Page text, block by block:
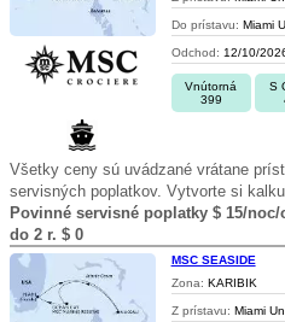
Do prístavu: Miami
Odchod: 12/10/
Vnútorná
399
S
Všetky ceny sú uvádzané vrátane
servisných poplatkov. Vytvorte si
Povinné servisné poplatky $ 15/
do 2 r. $ 0
MSC SEASIDE
Zona: KARIBIK
Z prístavu: Miami